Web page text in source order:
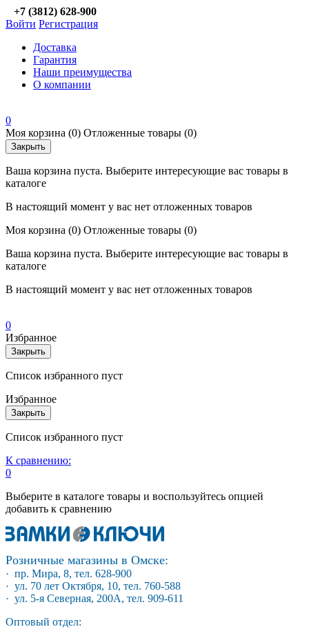
+7 (3812) 628-900
Войти Регистрация
Доставка
Гарантия
Наши преимущества
О компании
0
Моя корзина (0) Отложенные товары (0)
Закрыть
Ваша корзина пуста. Выберите интересующие вас товары в
каталоге
В настоящий момент у вас нет отложенных товаров
Моя корзина (0) Отложенные товары (0)
Ваша корзина пуста. Выберите интересующие вас товары в
каталоге
В настоящий момент у вас нет отложенных товаров
0
Избранное
Закрыть
Список избранного пуст
Избранное
Закрыть
Список избранного пуст
К сравнению:
0
Выберите в каталоге товары и воспользуйтесь опцией
добавить к сравнению
Розничные магазины в Омске:
· пр. Мира, 8, тел. 628-900
· ул. 70 лет Октября, 10, тел. 760-588
· ул. 5-я Северная, 200А, тел. 909-611
Оптовый отдел: